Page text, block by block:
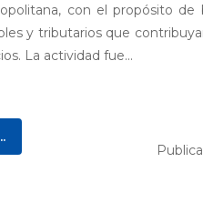
con el propósito de
y tributarios que
La actividad fue...